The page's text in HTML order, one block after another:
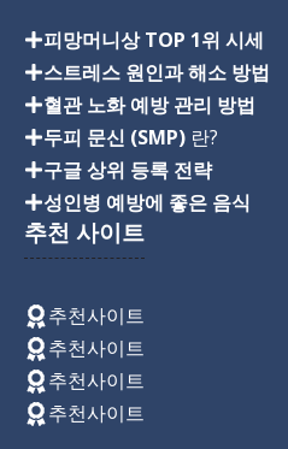
피망머니상 TOP 1위 시세
스트레스 원인과 해소 방법
혈관 노화 예방 관리 방법
두피 문신 (SMP) 란?
구글 상위 등록 전략
성인병 예방에 좋은 음식
추천 사이트
추천사이트
추천사이트
추천사이트
추천사이트